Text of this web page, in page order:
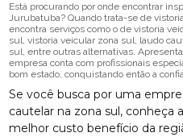
Está procurando por onde encontrar
Jurubatuba? Quando trata-se de
encontra serviços como o de vistoria
sul, vistoria veicular zona sul, laudo
sul, entre outras alternativas.
empresa conta com profissionais
bom estado, conquistando então a
Se você busca por uma
cautelar na zona sul, conheça
melhor custo benefício da